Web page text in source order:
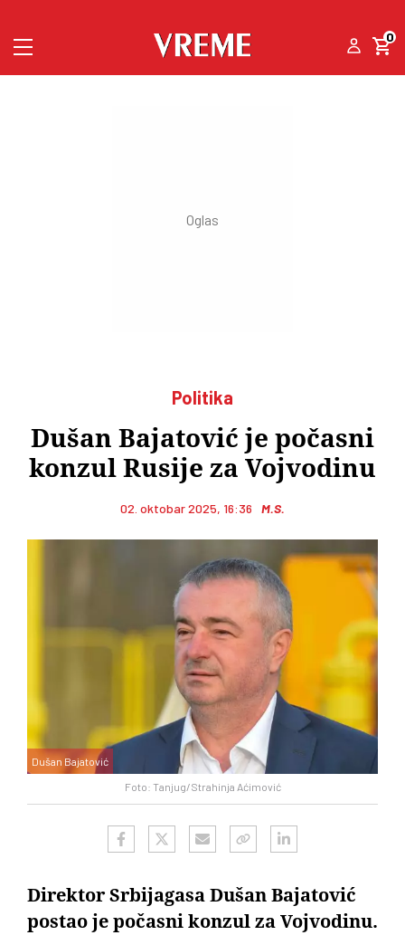
0
Politika
Dušan Bajatović je počasni
konzul Rusije za Vojvodinu
02. oktobar 2025, 16:36 M.S.
Foto: Tanjug/Strahinja Aćimović
Dušan Bajatović
Direktor Srbijagasa Dušan Bajatović
postao je počasni konzul za Vojvodinu.